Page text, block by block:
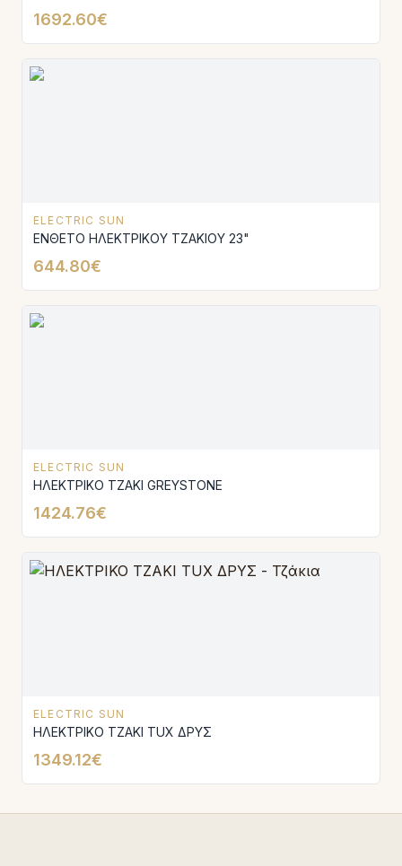
1692.60€
ELECTRIC SUN
ΕΝΘΕΤΟ ΗΛΕΚΤΡΙΚΟΥ ΤΖΑΚΙΟΥ 23"
644.80€
ELECTRIC SUN
ΗΛΕΚΤΡΙΚΟ ΤΖΑΚΙ GREYSTONE
1424.76€
ELECTRIC SUN
ΗΛΕΚΤΡΙΚΟ ΤΖΑΚΙ TUX ΔΡΥΣ
1349.12€